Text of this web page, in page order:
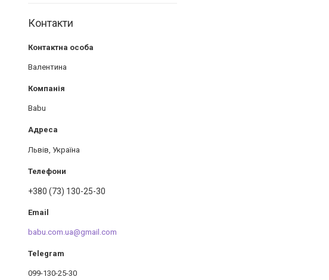
Контакти
Валентина
Babu
Львів, Україна
+380 (73) 130-25-30
babu.com.ua@gmail.com
099-130-25-30